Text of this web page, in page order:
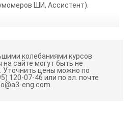
ШИ, Ассистент).
колебаниями курсов
сайте могут быть не
Уточнить цены можно по
120-07-46 или по эл. почте
eng.com.